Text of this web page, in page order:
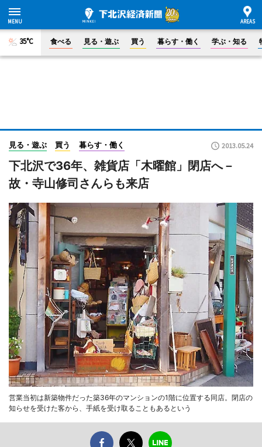
35°C 食べる 見る・遊ぶ 買う 暮らす・働く 学ぶ・知る
見る・遊ぶ 買う 暮らす・働く 2013.05.24
下北沢で36年、雑貨店「木曜館」閉店へ－
故・寺山修司さんらも来店
営業当初は新築物件だった築36年のマンションの1階に位置する同店。閉店の
知らせを受けた客から、手紙を受け取ることもあるという